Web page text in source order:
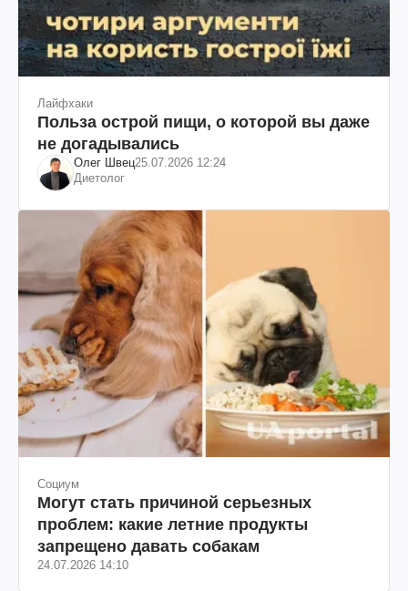
Лайфхаки
Польза острой пищи, о которой вы даже
не догадывались
Олег Швец25.07.2026 12:24
Диетолог
Социум
Могут стать причиной серьезных
проблем: какие летние продукты
запрещено давать собакам
24.07.2026 14:10